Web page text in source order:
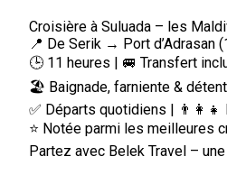
Croisière à Suluada – les
📍 De Serik → Port d’Adrasan
🕒 11 heures | 🚐 Transfert
🏖️ Baignade, farniente &
✅ Départs quotidiens |
⭐ Notée parmi les meilleures
Partez avec Belek Travel –